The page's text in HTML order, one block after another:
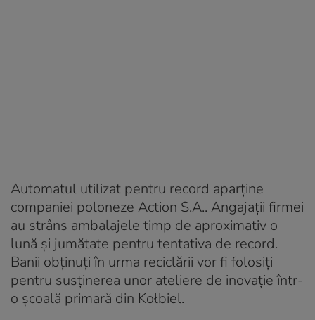
Automatul utilizat pentru record aparține
companiei poloneze Action S.A.. Angajații firmei
au strâns ambalajele timp de aproximativ o
lună și jumătate pentru tentativa de record.
Banii obținuți în urma reciclării vor fi folosiți
pentru susținerea unor ateliere de inovație într-
o școală primară din Kołbiel.